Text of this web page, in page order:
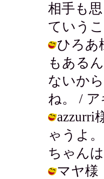
相手も
ていう
ひろあ
もある
ないか
ね。 / ア
azzurri
ゃうよ
ちゃん
マヤ様